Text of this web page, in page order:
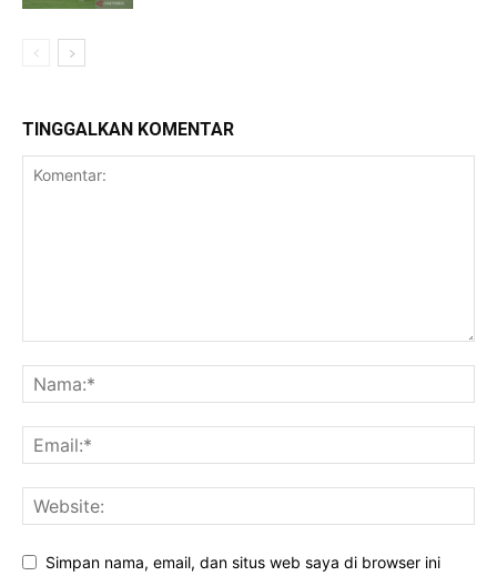
TINGGALKAN KOMENTAR
Simpan nama, email, dan situs web saya di browser ini